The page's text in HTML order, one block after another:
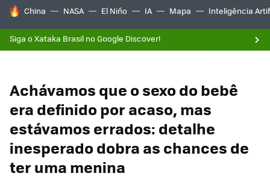
TENDÊNCIAS DO DIA
China NASA El Niño IA Mapa Inteligência
Siga o Xataka Brasil no Google Discover!
Achávamos que o sexo do bebê
era definido por acaso, mas
estávamos errados: detalhe
inesperado dobra as chances de
ter uma menina